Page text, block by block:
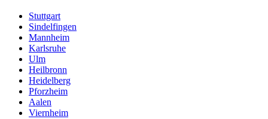
Stuttgart
Sindelfingen
Mannheim
Karlsruhe
Ulm
Heilbronn
Heidelberg
Pforzheim
Aalen
Viernheim